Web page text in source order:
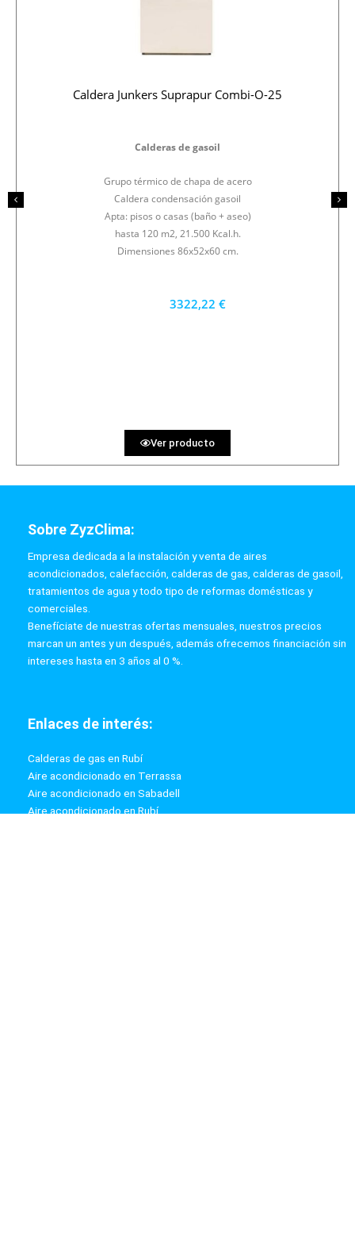
Caldera Junkers Suprapur Combi-O-25
Calderas de gasoil
Grupo térmico de chapa de acero
Caldera condensación gasoil
Apta: pisos o casas (baño + aseo)
hasta 120 m2, 21.500 Kcal.h.
Dimensiones 86x52x60 cm.
3322,22 €
Ver producto
Sobre ZyzClima:
Empresa dedicada a la instalación y venta de aires
acondicionados, calefacción, calderas de gas, calderas de gasoil,
tratamientos de agua y todo tipo de reformas domésticas y
comerciales.
Benefíciate de nuestras ofertas mensuales, nuestros precios
marcan un antes y un después, además ofrecemos financiación sin
intereses hasta en 3 años al 0 %.
Enlaces de interés:
Calderas de gas en Rubí
Aire acondicionado en Terrassa
Aire acondicionado en Sabadell
Aire acondicionado en Rubí